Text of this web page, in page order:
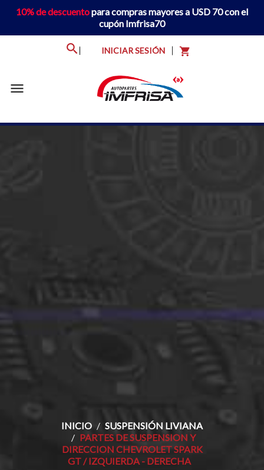
10% de descuentopara compras mayores a USD 70 con el
cupón Imfrisa70
INICIAR SESIÓN shopping_cart
menu
INICIO
SUSPENSIÓN LIVIANA
PARTES DE SUSPENSION Y
DIRECCION CHEVROLET SPARK
GT / IZQUIERDA - DERECHA